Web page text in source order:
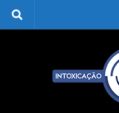
Skip to content